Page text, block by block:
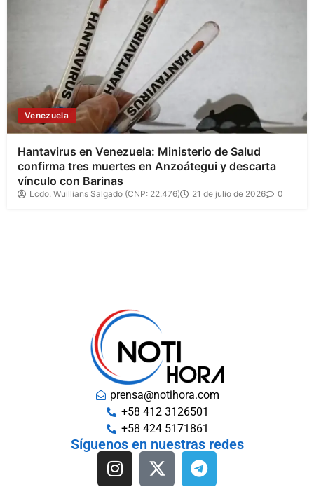
Venezuela
Hantavirus en Venezuela: Ministerio de Salud
confirma tres muertes en Anzoátegui y descarta
vínculo con Barinas
Lcdo. Wuillians Salgado (CNP: 22.476) 21 de julio de 2026 0
prensa@notihora.com
+58 412 3126501
+58 424 5171861
Síguenos en nuestras redes